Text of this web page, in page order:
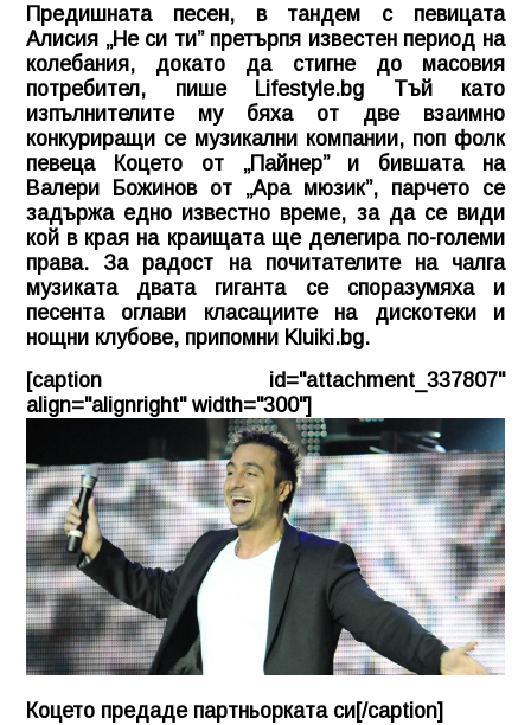
Предишната песен, в тандем с певицата
Алисия „Не си ти” претърпя известен период на
колебания, докато да стигне до масовия
потребител, пише Lifestyle.bg Тъй като
изпълнителите му бяха от две взаимно
конкуриращи се музикални компании, поп фолк
певеца Коцето от „Пайнер” и бившата на
Валери Божинов от „Ара мюзик”, парчето се
задържа едно известно време, за да се види
кой в края на краищата ще делегира по-големи
права. За радост на почитателите на чалга
музиката двата гиганта се споразумяха и
песента оглави класациите на дискотеки и
нощни клубове, припомни Kluiki.bg.
[caption id="attachment_337807"
align="alignright" width="300"]
Коцето предаде партньорката си[/caption]